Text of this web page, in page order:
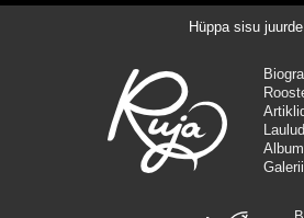
Hüppa sisu juurde
Laulud
Galerii